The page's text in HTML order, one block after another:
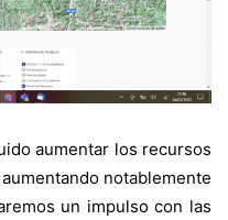
aumentar los recursos
notablemente
un impulso con las